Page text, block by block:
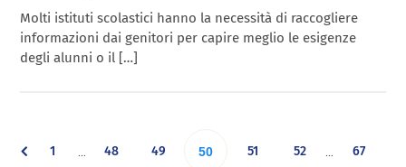
Molti istituti scolastici hanno la necessità di raccogliere
informazioni dai genitori per capire meglio le esigenze
degli alunni o il […]
Go
1
pages
… Go
48 Go
49 Go
50 Go
51 Go
52
pages
… Go
67